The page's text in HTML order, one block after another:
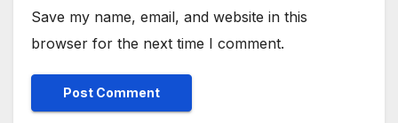
Save my name, email, and website in this
browser for the next time I comment.